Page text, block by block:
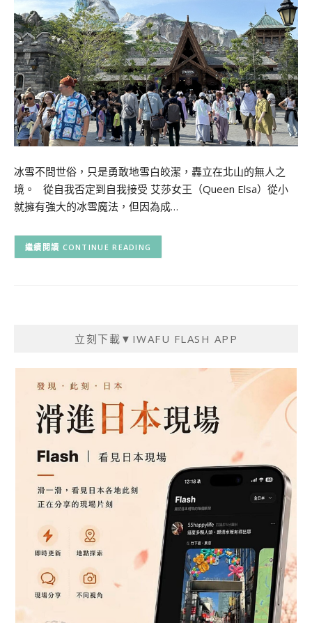
冰雪不問世俗，只是勇敢地雪白皎潔，轟立在北山的無人之
境。 從自我否定到自我接受 艾莎女王（Queen Elsa）從小
就擁有強大的冰雪魔法，但因為成…
CONTINUE READING
立刻下載▼IWAFU FLASH APP